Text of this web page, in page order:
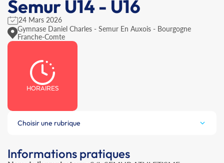
Semur U14 - U16
24 Mars 2026
Gymnase Daniel Charles - Semur En Auxois - Bourgogne
Franche-Comte
HORAIRES
Choisir une rubrique
Informations pratiques